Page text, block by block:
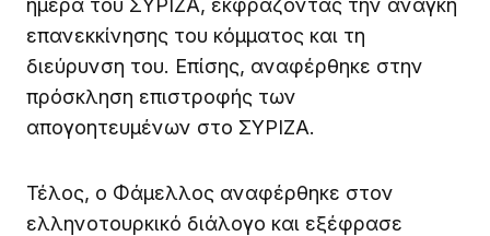
ημέρα του ΣΥΡΙΖΑ, εκφράζοντας την ανάγκη
επανεκκίνησης του κόμματος και τη
διεύρυνση του. Επίσης, αναφέρθηκε στην
πρόσκληση επιστροφής των
απογοητευμένων στο ΣΥΡΙΖΑ.
Τέλος, ο Φάμελλος αναφέρθηκε στον
ελληνοτουρκικό διάλογο και εξέφρασε